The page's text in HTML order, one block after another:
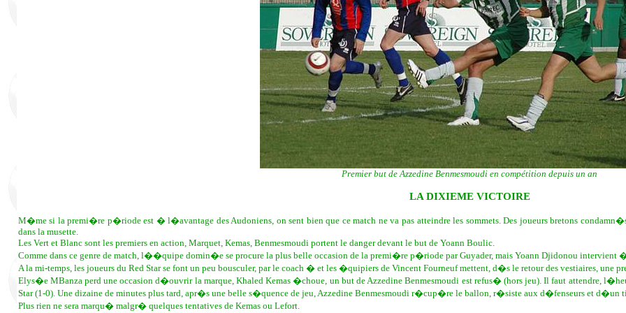
Premier but de Azzedine Benmesmoudi en compétition depuis un an
LA DIXIEME VICTOIRE
M�me si la premi�re p�riode est � l�avantage des Audoniens, on sent bien que ce match ne va pas atteindre les sommets. Des joueurs bretons
dans la musette.
Les Vert et Blanc sont les premiers en action, Marquet, Kemas, Benmesmoudi portent le danger devant le but de Yoann Boulic.
Comme dans ce genre de match, l��quipe domin�e se procure la plus belle occasion de la premi�re p�riode par Guyader, mais Yoann Djidonou intervient
A la mi-temps, les joueurs du Red Star se font un peu bousculer, par le coach � et les �quipiers de Vincent Fourneuf mettent, d�s le retour des vestiaires, une
Elys�e MBanza perd une occasion d�ouvrir la marque, Khaled Kemas �choue, un but de Azzedine Benmesmoudi est refus� (hors jeu). Il faut attendre,
Star (1-0). Une dizaine de minutes plus tard, apr�s une belle s�quence de jeu, Azzedine Benmesmoudi r�cup�re le ballon, r�siste aux d�fenseurs et d�un
Plus rien ne sera marqu� malgr� quelques tentatives de Kemas ou Lefort.